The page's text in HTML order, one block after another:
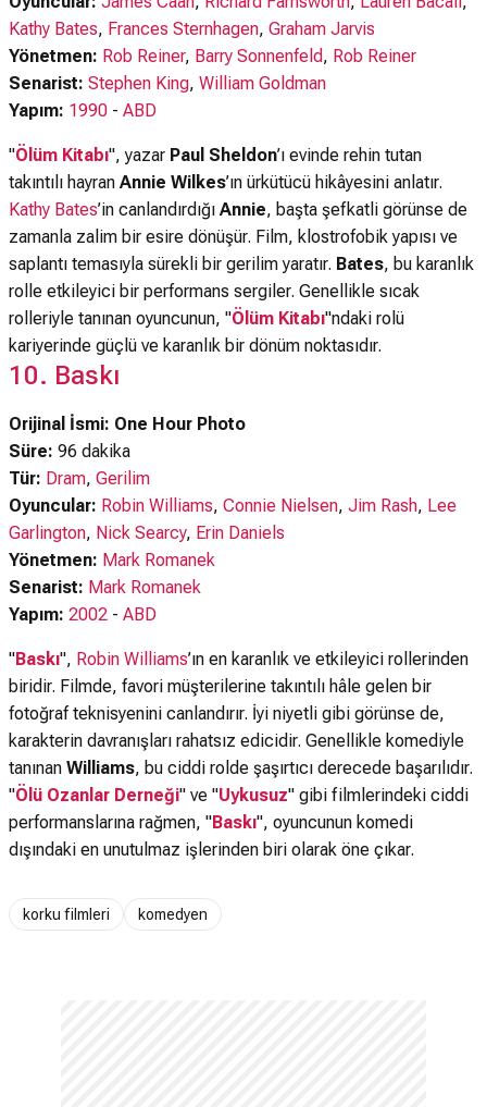
Kathy Bates, Frances Sternhagen, Graham Jarvis
Yönetmen: Rob Reiner, Barry Sonnenfeld, Rob Reiner
Senarist: Stephen King, William Goldman
Yapım: 1990 - ABD
"Ölüm Kitabı", yazar Paul Sheldon’ı evinde rehin tutan
takıntılı hayran Annie Wilkes’ın ürkütücü hikâyesini anlatır.
Kathy Bates’in canlandırdığı Annie, başta şefkatli görünse de
zamanla zalim bir esire dönüşür. Film, klostrofobik yapısı ve
saplantı temasıyla sürekli bir gerilim yaratır. Bates, bu karanlık
rolle etkileyici bir performans sergiler. Genellikle sıcak
rolleriyle tanınan oyuncunun, "Ölüm Kitabı"ndaki rolü
kariyerinde güçlü ve karanlık bir dönüm noktasıdır.
10. Baskı
Orijinal İsmi: One Hour Photo
Süre: 96 dakika
Tür: Dram, Gerilim
Oyuncular: Robin Williams, Connie Nielsen, Jim Rash, Lee
Garlington, Nick Searcy, Erin Daniels
Yönetmen: Mark Romanek
Senarist: Mark Romanek
Yapım: 2002 - ABD
"Baskı", Robin Williams’ın en karanlık ve etkileyici rollerinden
biridir. Filmde, favori müşterilerine takıntılı hâle gelen bir
fotoğraf teknisyenini canlandırır. İyi niyetli gibi görünse de,
karakterin davranışları rahatsız edicidir. Genellikle komediyle
tanınan Williams, bu ciddi rolde şaşırtıcı derecede başarılıdır.
"Ölü Ozanlar Derneği" ve "Uykusuz" gibi filmlerindeki ciddi
performanslarına rağmen, "Baskı", oyuncunun komedi
dışındaki en unutulmaz işlerinden biri olarak öne çıkar.
korku filmleri komedyen